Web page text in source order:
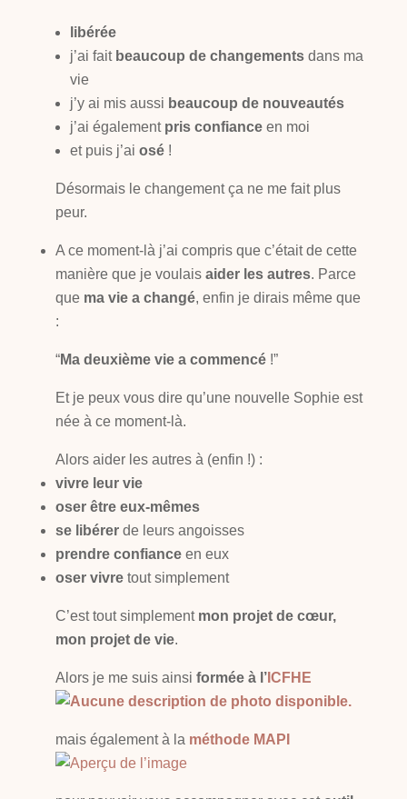
libérée
j’ai faitbeaucoup de changementsdans ma
vie
j’y ai mis aussi beaucoup de nouveautés
j’ai également pris confianceen moi
et puis j’ai osé!
Désormais le changement ça ne me fait plus
peur.
A ce moment-là j’ai compris que c’était de cette
manière que je voulais aider les autres. Parce
que ma vie a changé, enfin je dirais même que
:
“Ma deuxième vie a commencé!”
Et je peux vous dire qu’une nouvelle Sophie est
née à ce moment-là.
Alors aider les autres à (enfin !) :
vivre leur vie
oser être eux-mêmes
se libérerde leurs angoisses
prendre confianceen eux
oser vivretout simplement
C’est tout simplement mon projet de cœur,
mon projet de vie.
Alors je me suis ainsi formée à l’ICFHE
mais également à la méthode MAPI